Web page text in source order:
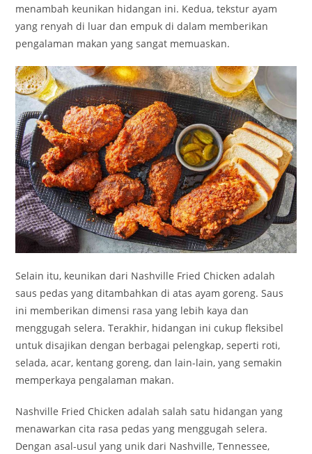
menambah keunikan hidangan ini. Kedua, tekstur ayam
yang renyah di luar dan empuk di dalam memberikan
pengalaman makan yang sangat memuaskan.
Selain itu, keunikan dari Nashville Fried Chicken adalah
saus pedas yang ditambahkan di atas ayam goreng. Saus
ini memberikan dimensi rasa yang lebih kaya dan
menggugah selera. Terakhir, hidangan ini cukup fleksibel
untuk disajikan dengan berbagai pelengkap, seperti roti,
selada, acar, kentang goreng, dan lain-lain, yang semakin
memperkaya pengalaman makan.
Nashville Fried Chicken adalah salah satu hidangan yang
menawarkan cita rasa pedas yang menggugah selera.
Dengan asal-usul yang unik dari Nashville, Tennessee,